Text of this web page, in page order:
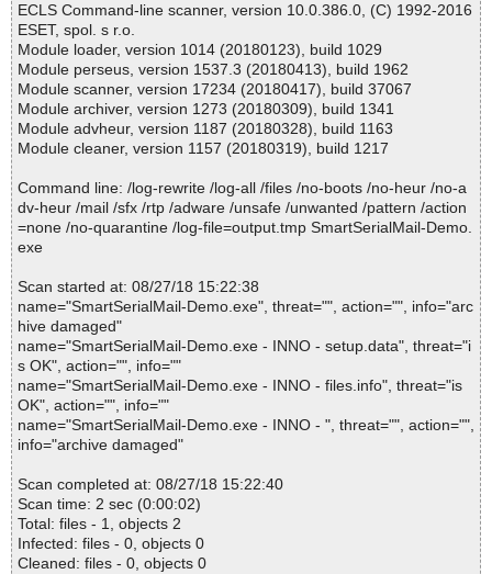
ECLS Command-line scanner, version 10.0.386.0, (C) 1992-2016
ESET, spol. s r.o.
Module loader, version 1014 (20180123), build 1029
Module perseus, version 1537.3 (20180413), build 1962
Module scanner, version 17234 (20180417), build 37067
Module archiver, version 1273 (20180309), build 1341
Module advheur, version 1187 (20180328), build 1163
Module cleaner, version 1157 (20180319), build 1217
Command line: /log-rewrite /log-all /files /no-boots /no-heur /no-a
dv-heur /mail /sfx /rtp /adware /unsafe /unwanted /pattern /action
=none /no-quarantine /log-file=output.tmp SmartSerialMail-Demo.
exe
Scan started at: 08/27/18 15:22:38
name="SmartSerialMail-Demo.exe", threat="", action="", info="arc
hive damaged"
name="SmartSerialMail-Demo.exe - INNO - setup.data", threat="i
s OK", action="", info=""
name="SmartSerialMail-Demo.exe - INNO - files.info", threat="is
OK", action="", info=""
name="SmartSerialMail-Demo.exe - INNO - ", threat="", action="",
info="archive damaged"
Scan completed at: 08/27/18 15:22:40
Scan time: 2 sec (0:00:02)
Total: files - 1, objects 2
Infected: files - 0, objects 0
Cleaned: files - 0, objects 0